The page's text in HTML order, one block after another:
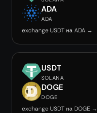
ADA
ADA
exchange USDT на ADA →
USDT
SOLANA
DOGE
DOGE
exchange USDT на DOGE →